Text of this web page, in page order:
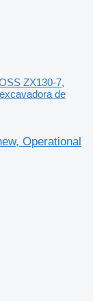
ZX130-7,
de
Operational